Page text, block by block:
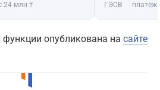
24 млн ₸ ГЭСВ платёж
опубликована на сайте